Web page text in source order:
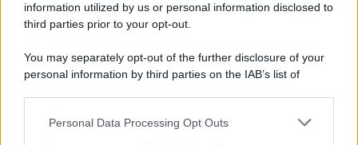
information utilized by us or personal information disclosed to
third parties prior to your opt-out.
You may separately opt-out of the further disclosure of your
personal information by third parties on the IAB’s list of
This information may also be disclosed by us to third parties
Personal Data Processing Opt Outs